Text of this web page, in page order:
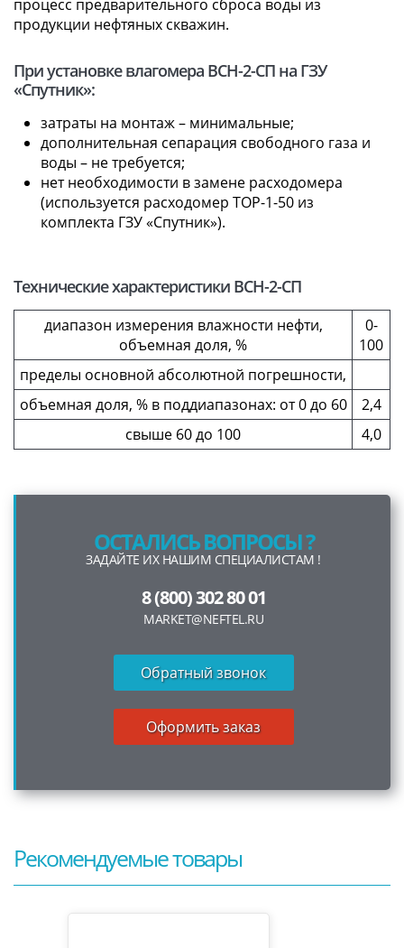
процесс предварительного сброса воды из
продукции нефтяных скважин.
При установке влагомера ВСН-2-СП на ГЗУ
«Спутник»:
затраты на монтаж – минимальные;
дополнительная сепарация свободного газа и
воды – не требуется;
нет необходимости в замене расходомера
(используется расходомер ТОР-1-50 из
комплекта ГЗУ «Спутник»).
Технические характеристики ВСН-2-СП
диапазон измерения влажности нефти,
объемная доля, %
0-
100
пределы основной абсолютной погрешности,
объемная доля, % в поддиапазонах: от 0 до 60
2,4
свыше 60 до 100
4,0
ОСТАЛИСЬ ВОПРОСЫ ?
ЗАДАЙТЕ ИХ НАШИМ СПЕЦИАЛИСТАМ !
8 (800) 302 80 01
MARKET@NEFTEL.RU
Обратный звонок
Оформить заказ
Рекомендуемые товары